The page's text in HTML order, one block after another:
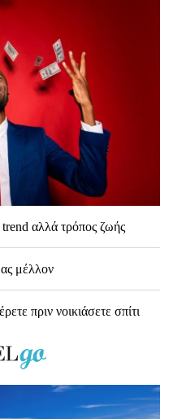
αλλά τρόπος ζωής
μέλλον
πριν νοικιάσετε σπίτι